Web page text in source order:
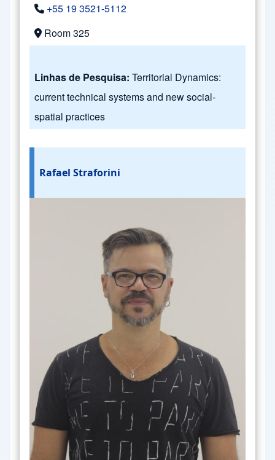
+55 19 3521-5112
Room 325
Linhas de Pesquisa: Territorial Dynamics:
current technical systems and new social-
spatial practices
Rafael Straforini